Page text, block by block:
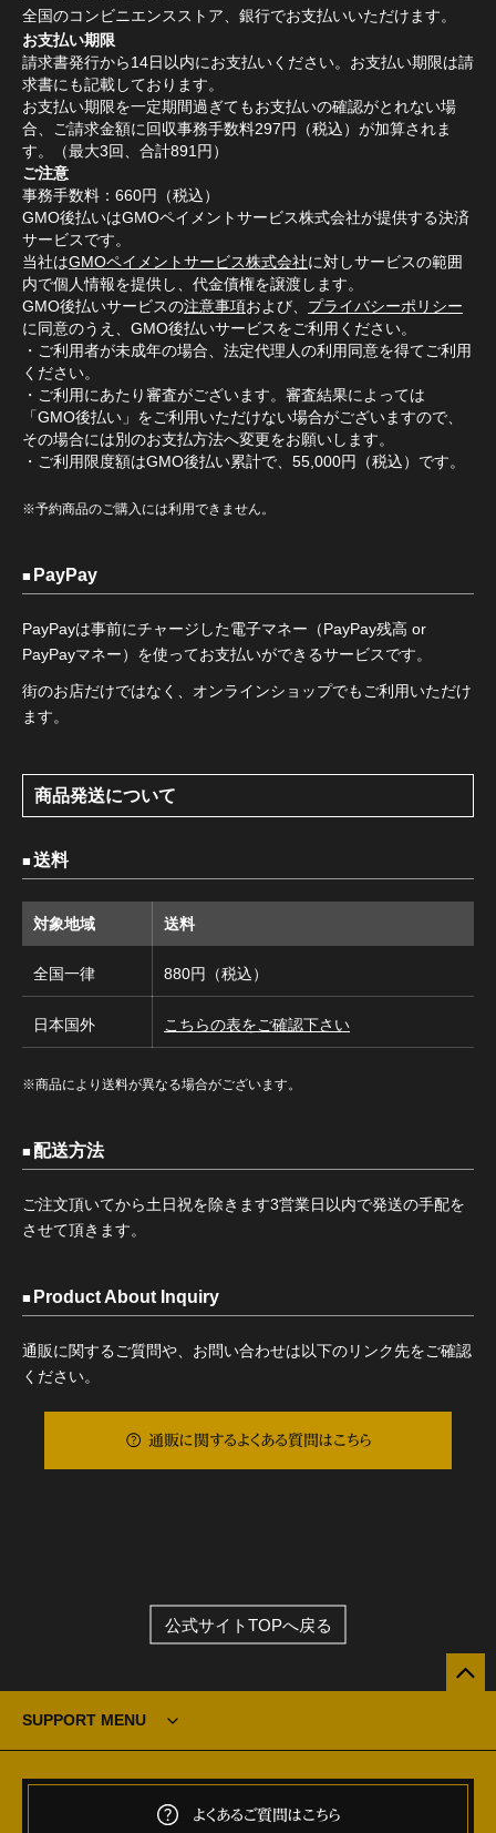
全国のコンビニエンスストア、銀行でお支払いいただけます。
お支払い期限
請求書発行から14日以内にお支払いください。お支払い期限は請
求書にも記載しております。
お支払い期限を一定期間過ぎてもお支払いの確認がとれない場
合、ご請求金額に回収事務手数料297円（税込）が加算されま
す。（最大3回、合計891円）
ご注意
事務手数料：660円（税込）
GMO後払いはGMOペイメントサービス株式会社が提供する決済
サービスです。
当社はGMOペイメントサービス株式会社に対しサービスの範囲
内で個人情報を提供し、代金債権を譲渡します。
GMO後払いサービスの注意事項および、 プライバシーポリシー
に同意のうえ、GMO後払いサービスをご利用ください。
・ご利用者が未成年の場合、法定代理人の利用同意を得てご利用
ください。
・ご利用にあたり審査がございます。審査結果によっては
「GMO後払い」をご利用いただけない場合がございますので、
その場合には別のお支払方法へ変更をお願いします。
・ご利用限度額はGMO後払い累計で、55,000円（税込）です。
※予約商品のご購入には利用できません。
PayPay
PayPayは事前にチャージした電子マネー（PayPay残高 or
PayPayマネー）を使ってお支払いができるサービスです。
街のお店だけではなく、オンラインショップでもご利用いただけ
ます。
商品発送について
送料
対象地域 送料
全国一律 880円（税込）
日本国外 こちらの表をご確認下さい
※商品により送料が異なる場合がございます。
配送方法
ご注文頂いてから土日祝を除きます3営業日以内で発送の手配を
させて頂きます。
Product About Inquiry
通販に関するご質問や、お問い合わせは以下のリンク先をご確認
ください。
通販に関するよくある質問はこちら
公式サイトTOPへ戻る
SUPPORT MENU
よくあるご質問はこちら